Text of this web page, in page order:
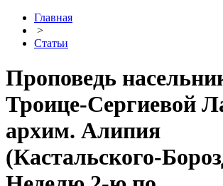
Главная
>
Статьи
Проповедь
Троице-Сергиевой
архим. Алипия
(Кастальского-